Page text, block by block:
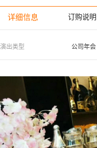
详细信息 订购说明
演出类型 公司年会